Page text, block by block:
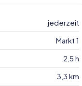
jederzeit
Markt 1
2,5 h
3,3 km